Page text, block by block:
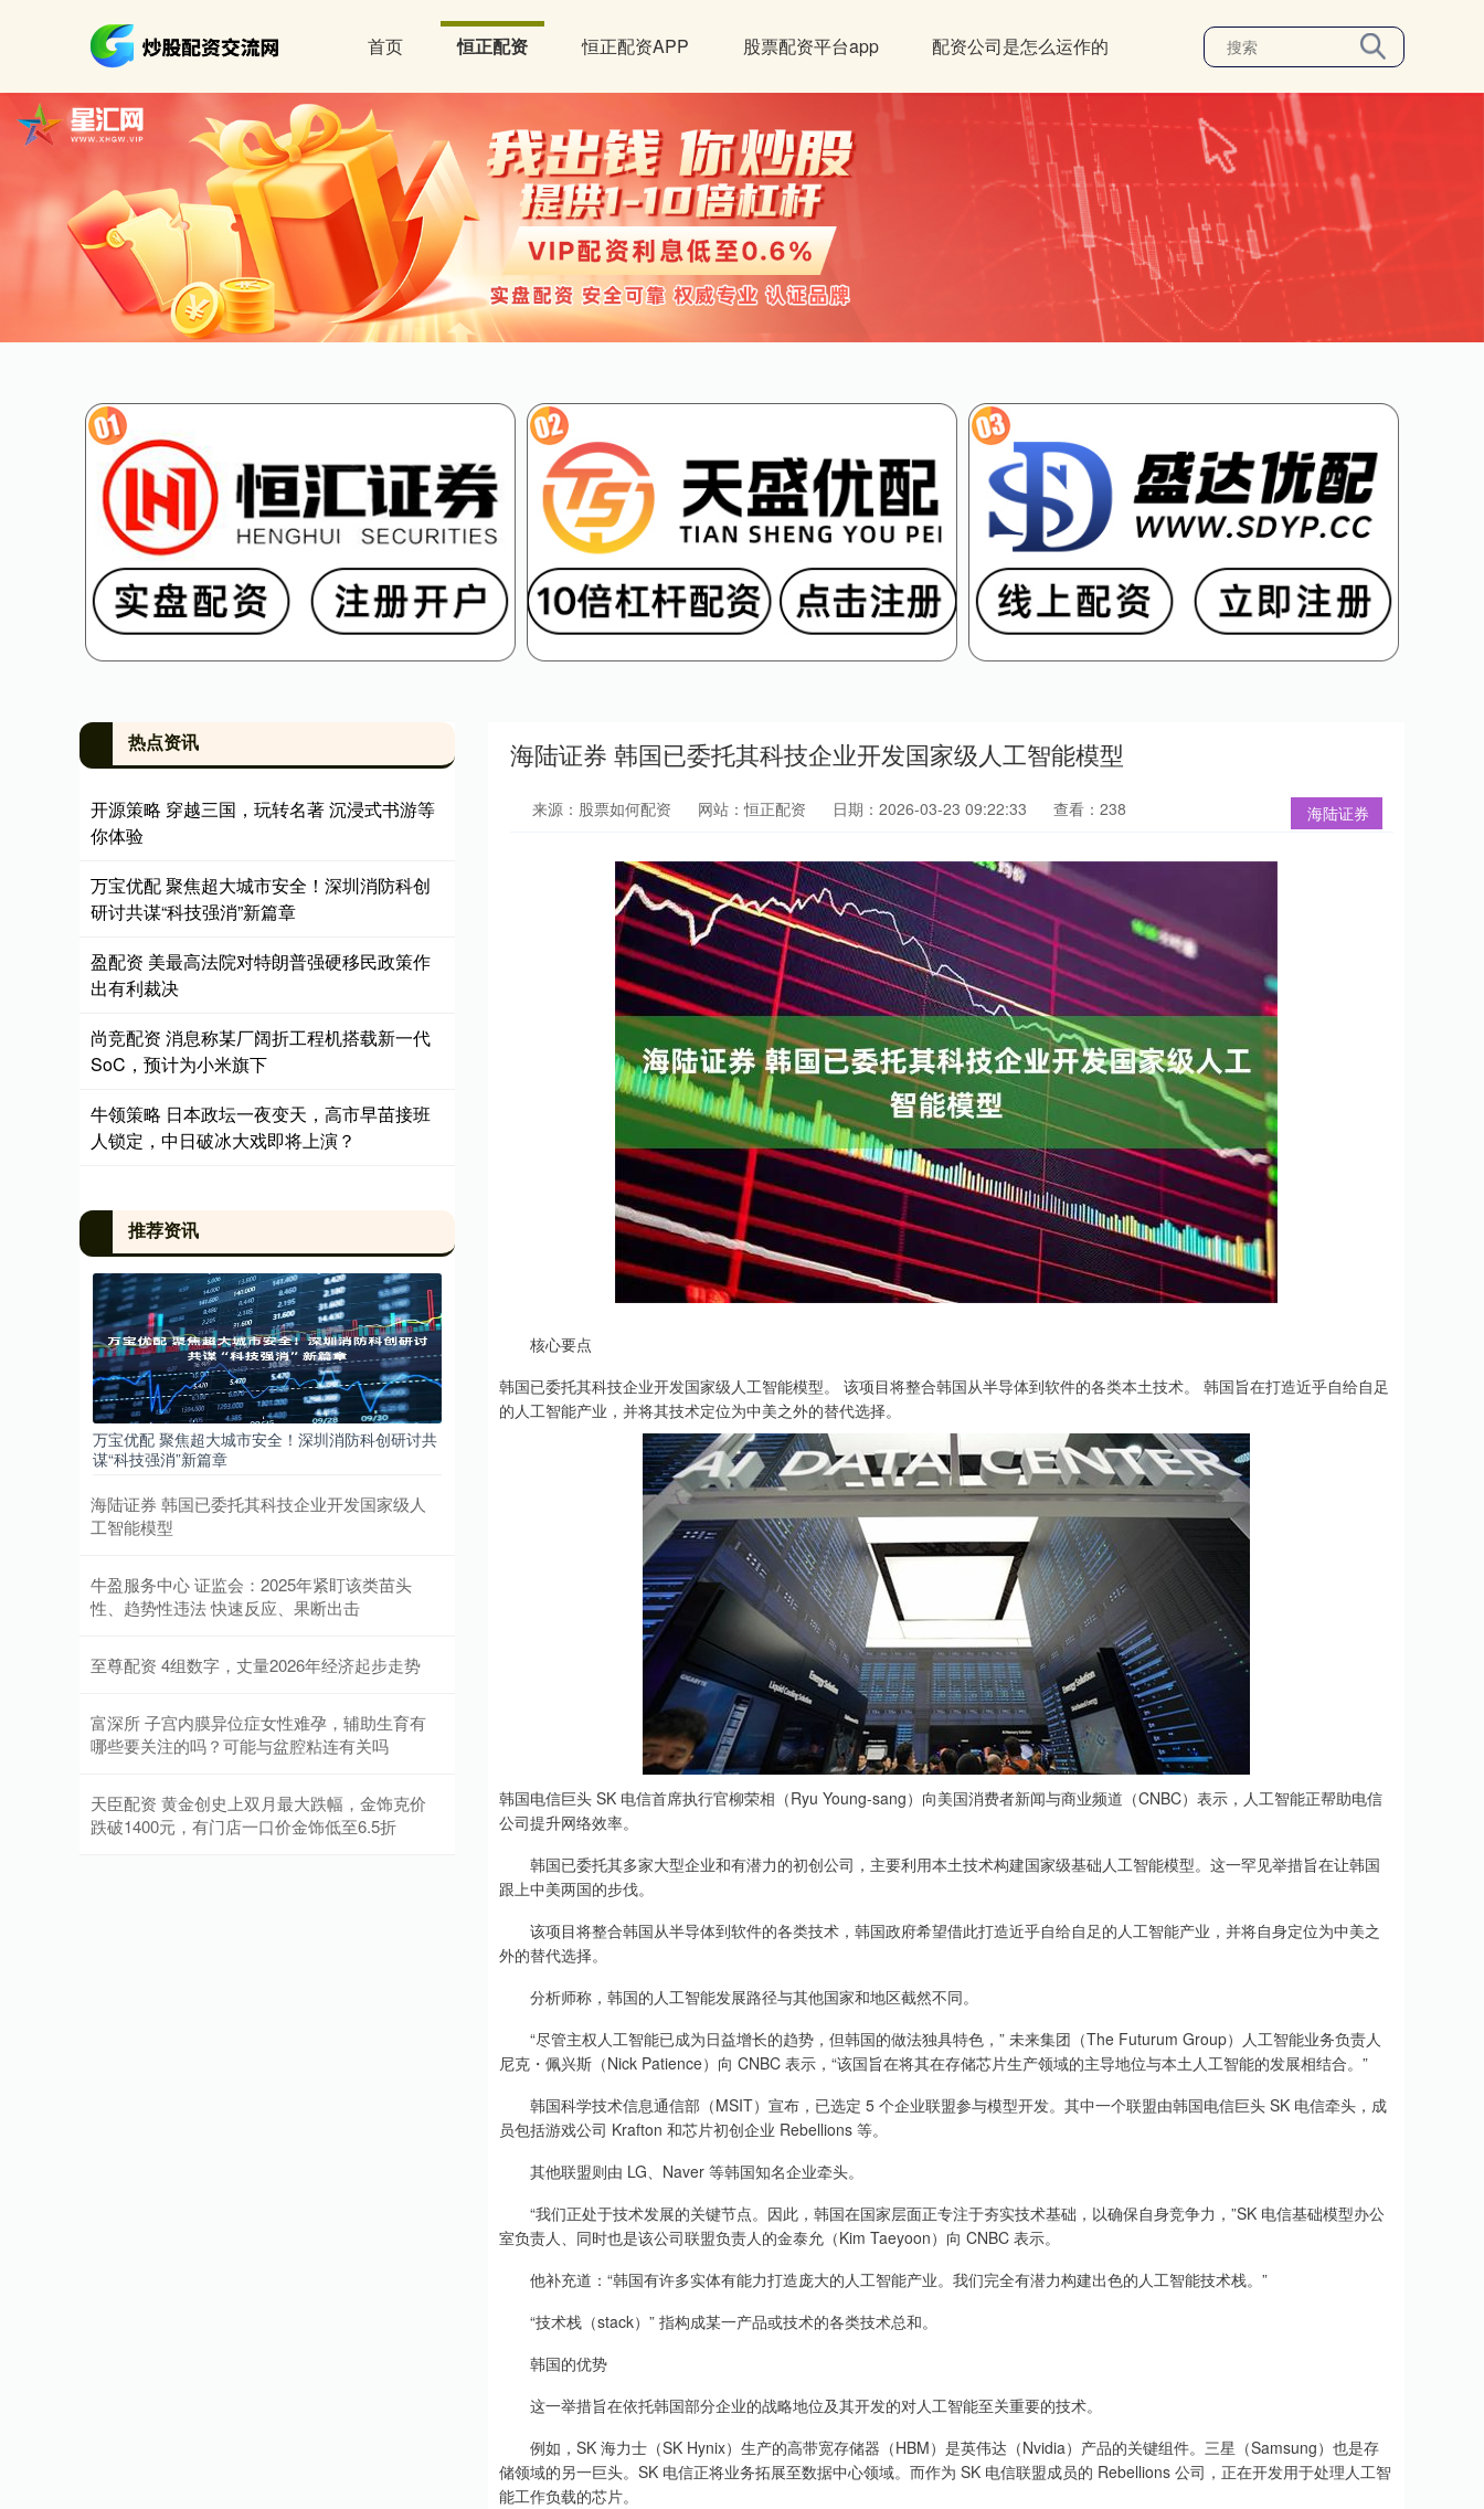
首页 恒正配资 恒正配资APP 股票配资平台app 配资公司是怎么运作的
海陆证券 韩国已委托其科技企业开发国家级人工智能模型
海陆证券
来源：股票如何配资 网站：恒正配资 日期：2026-03-23 09:22:33 查看：238
核心要点
韩国已委托其科技企业开发国家级人工智能模型。 该项目将整合韩国从半导体到软件的各类本土技术。 韩国旨在打造近乎自给自足
的人工智能产业，并将其技术定位为中美之外的替代选择。
韩国电信巨头 SK 电信首席执行官柳荣相（Ryu Young-sang）向美国消费者新闻与商业频道（CNBC）表示，人工智能正帮助电信
公司提升网络效率。
韩国已委托其多家大型企业和有潜力的初创公司，主要利用本土技术构建国家级基础人工智能模型。这一罕见举措旨在让韩国
跟上中美两国的步伐。
该项目将整合韩国从半导体到软件的各类技术，韩国政府希望借此打造近乎自给自足的人工智能产业，并将自身定位为中美之
外的替代选择。
分析师称，韩国的人工智能发展路径与其他国家和地区截然不同。
“尽管主权人工智能已成为日益增长的趋势，但韩国的做法独具特色，” 未来集团（The Futurum Group）人工智能业务负责人
尼克・佩兴斯（Nick Patience）向 CNBC 表示，“该国旨在将其在存储芯片生产领域的主导地位与本土人工智能的发展相结合。”
韩国科学技术信息通信部（MSIT）宣布，已选定 5 个企业联盟参与模型开发。其中一个联盟由韩国电信巨头 SK 电信牵头，成
员包括游戏公司 Krafton 和芯片初创企业 Rebellions 等。
其他联盟则由 LG、Naver 等韩国知名企业牵头。
“我们正处于技术发展的关键节点。因此，韩国在国家层面正专注于夯实技术基础，以确保自身竞争力，”SK 电信基础模型办公
室负责人、同时也是该公司联盟负责人的金泰允（Kim Taeyoon）向 CNBC 表示。
他补充道：“韩国有许多实体有能力打造庞大的人工智能产业。我们完全有潜力构建出色的人工智能技术栈。”
“技术栈（stack）” 指构成某一产品或技术的各类技术总和。
韩国的优势
这一举措旨在依托韩国部分企业的战略地位及其开发的对人工智能至关重要的技术。
例如，SK 海力士（SK Hynix）生产的高带宽存储器（HBM）是英伟达（Nvidia）产品的关键组件。三星（Samsung）也是存
储领域的另一巨头。SK 电信正将业务拓展至数据中心领域。而作为 SK 电信联盟成员的 Rebellions 公司，正在开发用于处理人工智
能工作负载的芯片。
热点资讯
开源策略 穿越三国，玩转名著 沉浸式书游等
你体验
万宝优配 聚焦超大城市安全！深圳消防科创
研讨共谋“科技强消”新篇章
盈配资 美最高法院对特朗普强硬移民政策作
出有利裁决
尚竞配资 消息称某厂阔折工程机搭载新一代
SoC，预计为小米旗下
牛领策略 日本政坛一夜变天，高市早苗接班
人锁定，中日破冰大戏即将上演？
推荐资讯
万宝优配 聚焦超大城市安全！深圳消防科创研讨共
谋“科技强消”新篇章
海陆证券 韩国已委托其科技企业开发国家级人
工智能模型
牛盈服务中心 证监会：2025年紧盯该类苗头
性、趋势性违法 快速反应、果断出击
至尊配资 4组数字，丈量2026年经济起步走势
富深所 子宫内膜异位症女性难孕，辅助生育有
哪些要关注的吗？可能与盆腔粘连有关吗
天臣配资 黄金创史上双月最大跌幅，金饰克价
跌破1400元，有门店一口价金饰低至6.5折